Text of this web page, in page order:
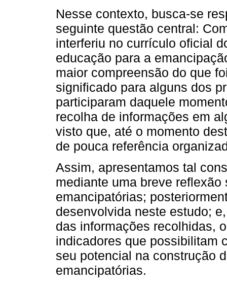
Nesse contexto, busca-se
seguinte questão central:
interferiu no currículo oficial
educação para a
maior compreensão do que
significado para alguns dos
participaram daquele
recolha de informações em
visto que, até o momento
de pouca referência
Assim, apresentamos tal
mediante uma breve
emancipatórias;
desenvolvida neste estudo;
das informações recolhidas,
indicadores que possibilitam
seu potencial na construção
emancipatórias.